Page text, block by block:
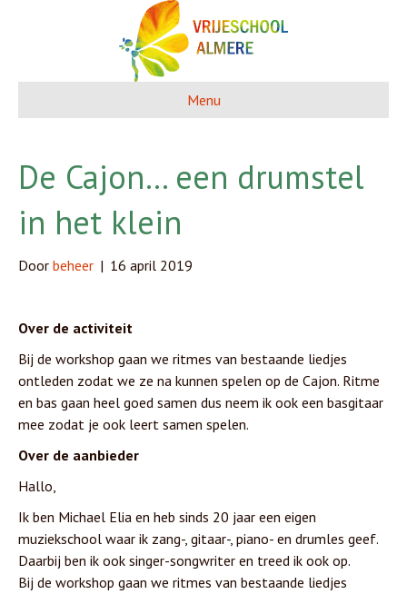
Menu
De Cajon… een drumstel
in het klein
Door beheer | 16 april 2019
Over de activiteit
Bij de workshop gaan we ritmes van bestaande liedjes
ontleden zodat we ze na kunnen spelen op de Cajon. Ritme
en bas gaan heel goed samen dus neem ik ook een basgitaar
mee zodat je ook leert samen spelen.
Over de aanbieder
Hallo,
Ik ben Michael Elia en heb sinds 20 jaar een eigen
muziekschool waar ik zang-, gitaar-, piano- en drumles geef.
Daarbij ben ik ook singer-songwriter en treed ik ook op.
Bij de workshop gaan we ritmes van bestaande liedjes